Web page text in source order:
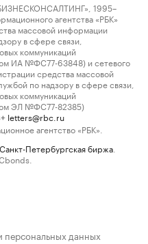
1995–
агентства «РБК»
массовой информации
в сфере связи,
коммуникаций
ИА №ФС77-63848) и сетевого
средства массовой
по надзору в сфере связи,
коммуникаций
ЭЛ №ФС77-82385)
letters@rbc.ru
агентство «РБК».
Санкт-Петербургская биржа
персональных данных